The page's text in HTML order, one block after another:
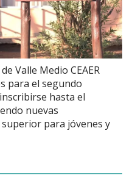
Valle Medio CEAER
para el segundo
hasta el
nuevas
para jóvenes y